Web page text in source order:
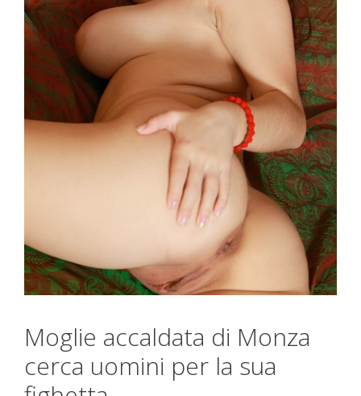
Moglie accaldata di Monza
cerca uomini per la sua